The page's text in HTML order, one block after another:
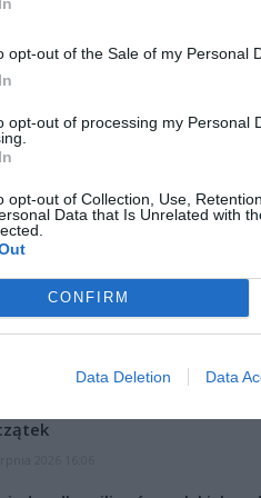
opt-out of the Sale of my Personal
opt-out of processing my Personal
opt-out of Collection, Use,
Data that Is Unrelated with
CONFIRM
Data Deletion Data
ciężkimi lub
przysługuje aktualnie przez
oraz zaledwie 14 dni na dzieci
60 dni, co w sumie da
nad chorym podopiecznym.
RÓWNIEŻ: